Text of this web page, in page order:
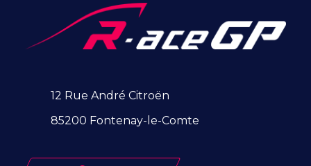
12 Rue André Citroën
85200 Fontenay-le-Comte